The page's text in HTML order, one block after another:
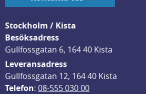
Stockholm / Kista
Besöksadress
Gullfossgatan 6, 164 40 Kista
Leveransadress
Gullfossgatan 12, 164 40 Kista
Telefon: 08-555 030 00